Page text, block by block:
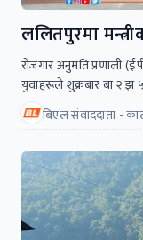
ललितपुरमा
रोजगार अनुमति प्रणाली
युवाहरूले शुक्रबार बा २ झ
बिएल संवाददाता -